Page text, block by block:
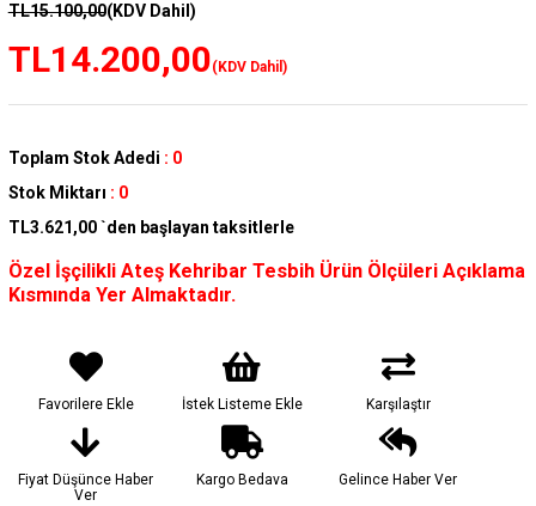
TL15.100,00(KDV Dahil)
TL14.200,00(KDV Dahil)
Toplam Stok Adedi : 0
Stok Miktarı : 0
TL3.621,00 `den başlayan taksitlerle
Özel İşçilikli Ateş Kehribar Tesbih Ürün Ölçüleri Açıklama
Kısmında Yer Almaktadır.
Favorilere Ekle İstek Listeme Ekle Karşılaştır
Fiyat Düşünce Haber
Ver
Kargo Bedava Gelince Haber Ver